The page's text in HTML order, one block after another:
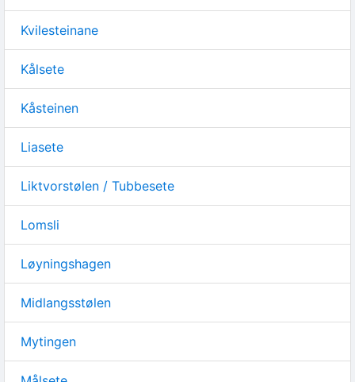
Kvilesteinane
Kålsete
Kåsteinen
Liasete
Liktvorstølen / Tubbesete
Lomsli
Løyningshagen
Midlangsstølen
Mytingen